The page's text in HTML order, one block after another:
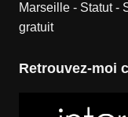
Marseille- Statut-
gratuit
Retrouvez-moi